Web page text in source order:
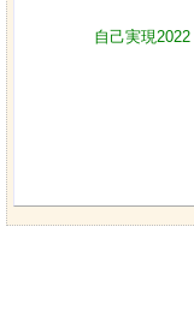
自己実現